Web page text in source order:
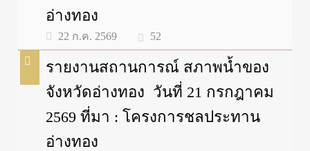
อ่างทอง
22 ก.ค. 2569 52
รายงานสถานการณ์ สภาพน้ำของ
จังหวัดอ่างทอง วันที่ 21 กรกฎาคม
2569 ที่มา : โครงการชลประทาน
อ่างทอง